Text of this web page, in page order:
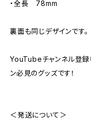
・全長 78mm
裏面も同じデザインです。
YouTubeチャンネル登録
ン必見のグッズです！
＜発送について＞